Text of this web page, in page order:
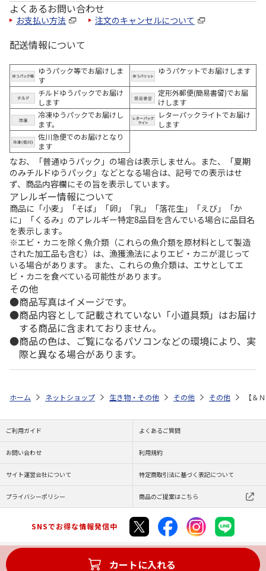
よくあるお問い合わせ
お支払い方法 注文のキャンセルについて
配送情報について
ゆうパック等でお届けしま
す
ゆうパケットでお届けします
チルドゆうパックでお届け
します
定形外郵便(簡易書留)でお届
けします
冷凍ゆうパックでお届けし
ます。
レターパックライトでお届け
します
佐川急便でのお届けとなり
ます
なお、「普通ゆうパック」の場合は表示しません。また、「夏期
のみチルドゆうパック」などとなる場合は、記号での表示はせ
ず、商品内容欄にその旨を表示しています。
アレルギー情報について
商品に「小麦」「そば」「卵」「乳」「落花生」「えび」「か
に」「くるみ」のアレルギー特定8品目を含んでいる場合に品目名
を表示します。
※エビ・カニを除く魚介類（これらの魚介類を原材料として製造
された加工品も含む）は、漁獲漁法によりエビ・カニが混じって
いる場合があります。 また、これらの魚介類は、エサとしてエ
ビ・カニを食べている可能性があります。
その他
商品写真はイメージです。
商品内容として記載されていない「小道具類」はお届け
する商品に含まれておりません。
商品の色は、ご覧になるパソコンなどの環境により、実
際と異なる場合があります。
カートに入れる
ホーム ネットショップ 生き物・その他 その他 その他 【
ご利用ガイド よくあるご質問
お問い合わせ 利用規約
サイト運営会社について 特定商取引法に基づく表記について
プライバシーポリシー 商品のご提案はこちら
SNSでお得な情報発信中